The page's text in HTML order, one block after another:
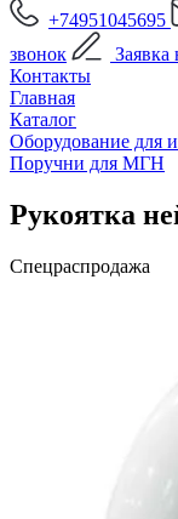
+74951045695
звонок
Заявка
Контакты
Главная
Каталог
Оборудование для
Поручни для МГН
Рукоятка
Спецраспродажа